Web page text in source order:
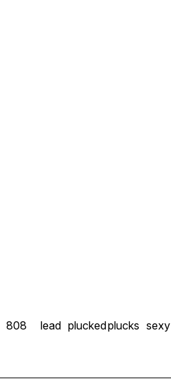
808 lead pluckedplucks sexy